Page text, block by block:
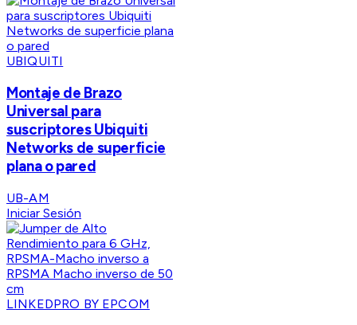
UBIQUITI
Montaje de Brazo
Universal para
suscriptores Ubiquiti
Networks de superficie
plana o pared
UB-AM
Iniciar Sesión
LINKEDPRO BY EPCOM